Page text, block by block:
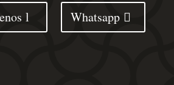
Whatsapp